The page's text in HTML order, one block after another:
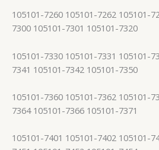
105101-7260 105101-7262 105101-
7300 105101-7301 105101-7320
105101-7330 105101-7331 105101-
7341 105101-7342 105101-7350
105101-7360 105101-7362 105101-
7364 105101-7366 105101-7371
105101-7401 105101-7402 105101-